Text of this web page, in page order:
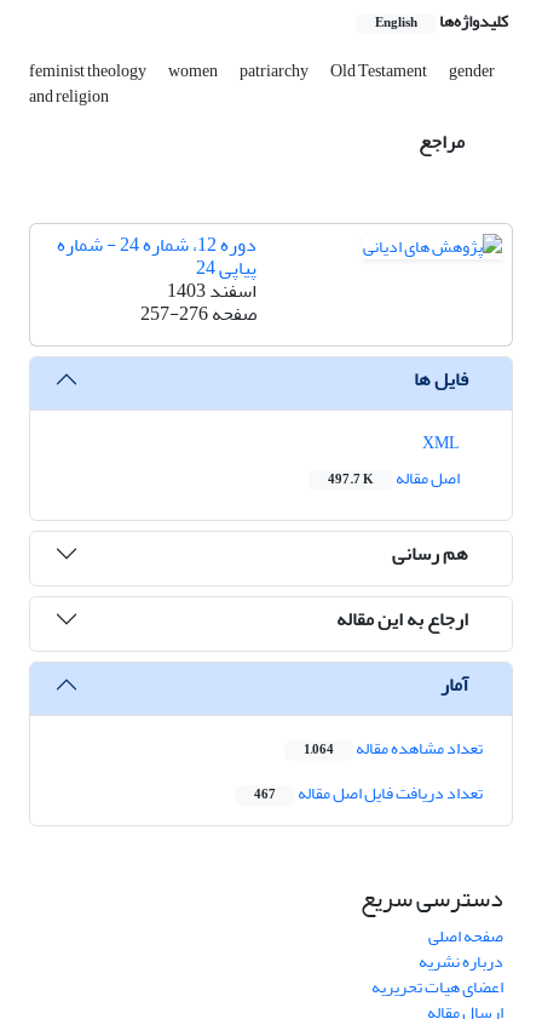
کلیدواژه‌ها English
feminist theology women patriarchy Old Testament gender
and religion
مراجع
دوره 12، شماره 24 - شماره
پیاپی 24
اسفند 1403
صفحه257-276
فایل ها
اصل مقاله
497.7 K
هم رسانی
ارجاع به این مقاله
آمار
تعداد مشاهده مقاله 1,064
تعداد دریافت فایل اصل مقاله 467
دسترسی سریع
صفحه اصلی
درباره نشریه
اعضای هیات تحریریه